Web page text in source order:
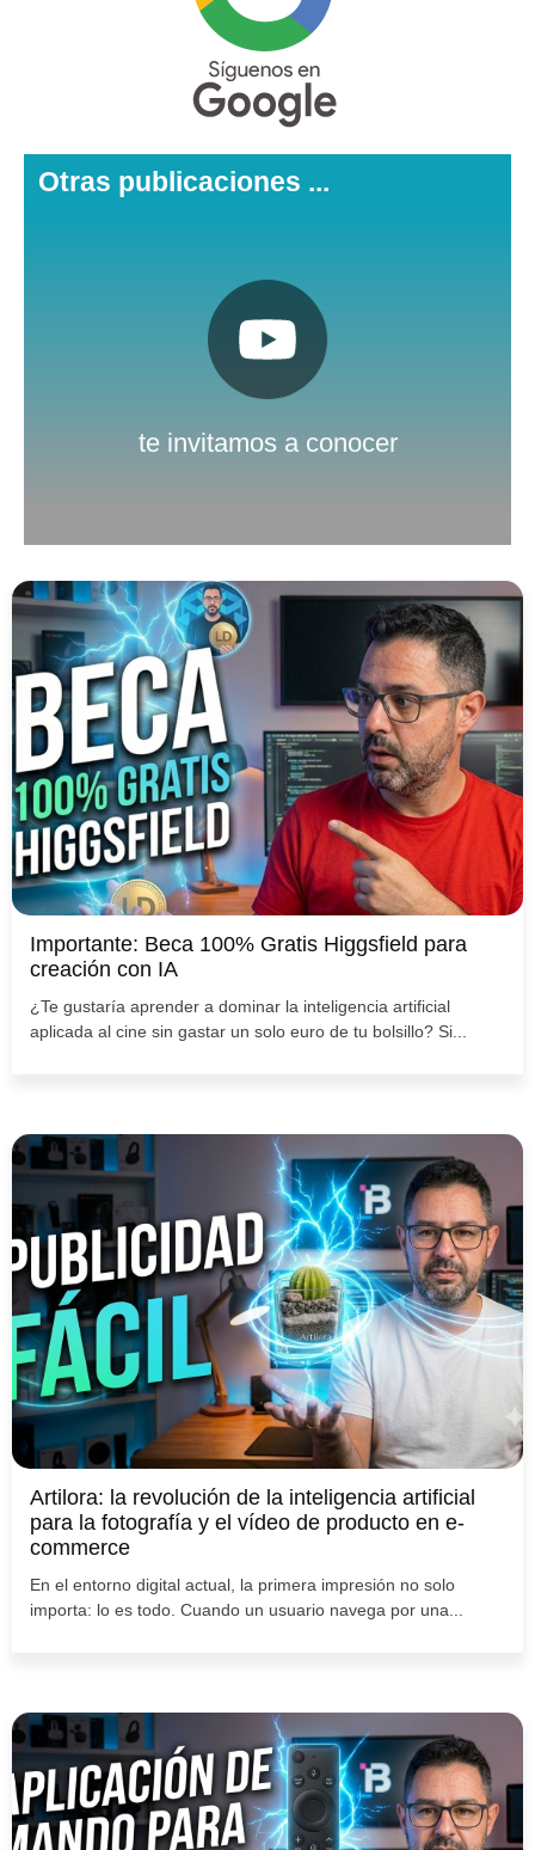
Otras publicaciones ...
te invitamos a conocer
Pulsa aquí
Importante: Beca 100% Gratis Higgsfield para
creación con IA
¿Te gustaría aprender a dominar la inteligencia artificial
aplicada al cine sin gastar un solo euro de tu bolsillo? Si...
Artilora: la revolución de la inteligencia artificial
para la fotografía y el vídeo de producto en e-
commerce
En el entorno digital actual, la primera impresión no solo
importa: lo es todo. Cuando un usuario navega por una...